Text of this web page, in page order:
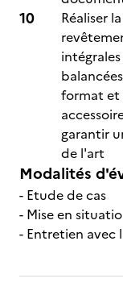
Réaliser
format et
garantir
de l'art
Modalités
- Etude de cas
- Mise en
- Entretien avec